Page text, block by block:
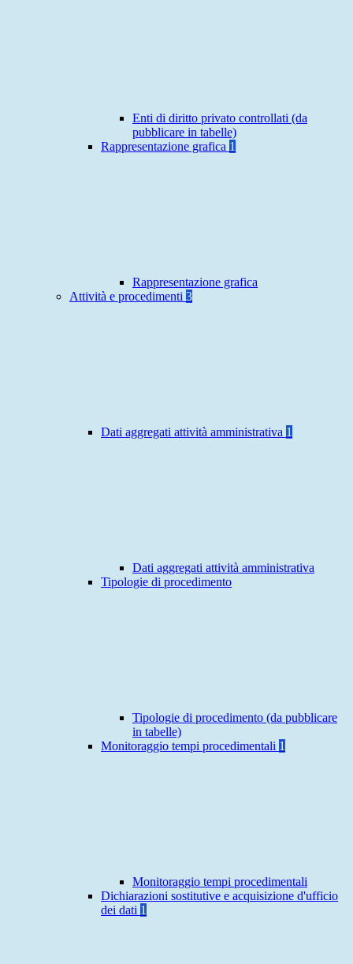
Enti di diritto privato controllati (da
pubblicare in tabelle)
Rappresentazione grafica 1
Rappresentazione grafica
Attività e procedimenti 3
Dati aggregati attività amministrativa 1
Dati aggregati attività amministrativa
Tipologie di procedimento
Tipologie di procedimento (da pubblicare
in tabelle)
Monitoraggio tempi procedimentali 1
Monitoraggio tempi procedimentali
Dichiarazioni sostitutive e acquisizione d'ufficio
dei dati 1